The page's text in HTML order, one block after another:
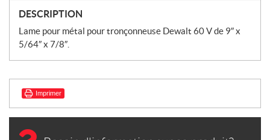
DESCRIPTION
Lame pour métal pour tronçonneuse Dewalt 60 V de 9″ x
5/64″ x 7/8″.
Imprimer